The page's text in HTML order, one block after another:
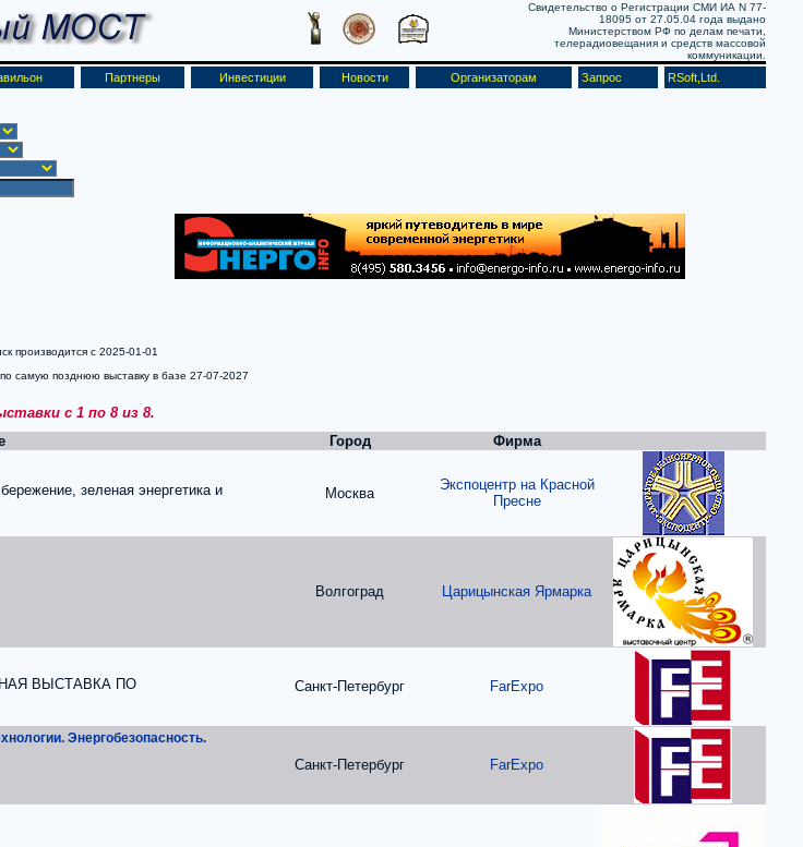
Свидетельство о Регистрации СМИ ИА N 77-
18095 от 27.05.04 года выдано
Министерством РФ по делам печати,
телерадиовещания и средств массовой
коммуникации.
Партнеры Инвестиции Новости Организаторам Запрос RSoft,Ltd.
производится с 2025-01-01
самую позднюю выставку в базе 27-07-2027
с 1 по 8 из 8.
Город Фирма
зеленая энергетика и
Москва
Экспоцентр на Красной
Пресне
Волгоград Царицынская Ярмарка
ВЫСТАВКА ПО
Санкт-Петербург FarExpo
Энергобезопасность.
Санкт-Петербург FarExpo